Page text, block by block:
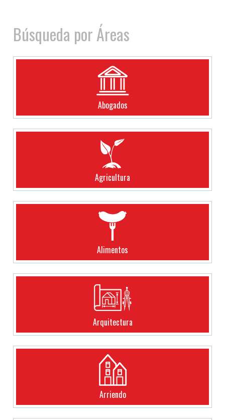
Búsqueda por Áreas
Abogados
Agricultura
Alimentos
Arquitectura
Arriendo